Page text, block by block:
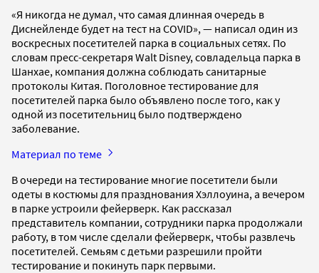
«Я никогда не думал, что самая длинная очередь в
Диснейленде будет на тест на COVID», — написал один из
воскресных посетителей парка в социальных сетях. По
словам пресс-секретаря Walt Disney, совладельца парка в
Шанхае, компания должна соблюдать санитарные
протоколы Китая. Поголовное тестирование для
посетителей парка было объявлено после того, как у
одной из посетительниц было подтверждено
заболевание.
Материал по теме
В очереди на тестирование многие посетители были
одеты в костюмы для празднования Хэллоуина, а вечером
в парке устроили фейерверк. Как рассказал
представитель компании, сотрудники парка продолжали
работу, в том числе сделали фейерверк, чтобы развлечь
посетителей. Семьям с детьми разрешили пройти
тестирование и покинуть парк первыми.